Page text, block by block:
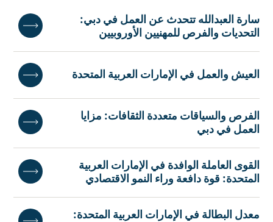
سارة العبدالله تتحدث عن العمل في دبي:
التحديات والفرص للمهنيين الأوروبيين
العيش والعمل في الإمارات العربية المتحدة
الفرص والسياقات متعددة الثقافات: مزايا
العمل في دبي
القوى العاملة الوافدة في الإمارات العربية
المتحدة: قوة دافعة وراء النمو الاقتصادي
معدل البطالة في الإمارات العربية المتحدة: